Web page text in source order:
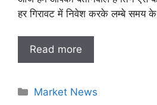
हर गिरावट में निवेश करके लम्बे समय
Read more
Categories
Market News